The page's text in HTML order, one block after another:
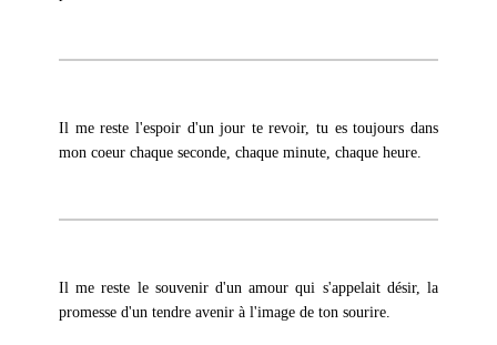
Il me reste l'espoir d'un jour te revoir, tu es toujours dans
mon coeur chaque seconde, chaque minute, chaque heure.
Il me reste le souvenir d'un amour qui s'appelait désir, la
promesse d'un tendre avenir à l'image de ton sourire.